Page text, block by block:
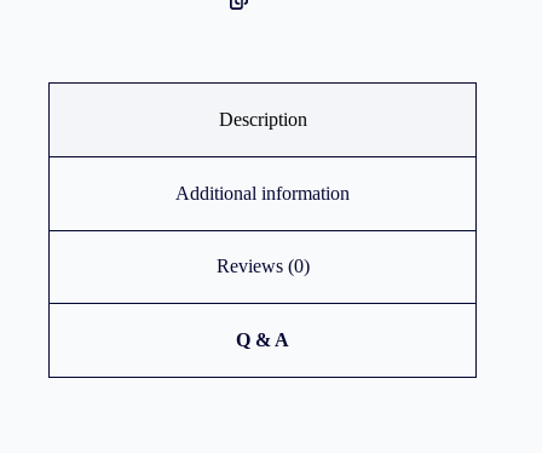
Description
Additional information
Reviews (0)
Q & A